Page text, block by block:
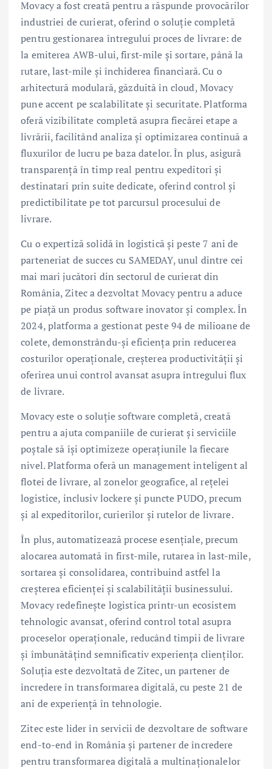
Movacy a fost creată pentru a răspunde provocărilor
industriei de curierat, oferind o soluție completă
pentru gestionarea întregului proces de livrare: de
la emiterea AWB-ului, first-mile și sortare, până la
rutare, last-mile și închiderea financiară. Cu o
arhitectură modulară, găzduită în cloud, Movacy
pune accent pe scalabilitate și securitate. Platforma
oferă vizibilitate completă asupra fiecărei etape a
livrării, facilitând analiza și optimizarea continuă a
fluxurilor de lucru pe baza datelor. În plus, asigură
transparență în timp real pentru expeditori și
destinatari prin suite dedicate, oferind control și
predictibilitate pe tot parcursul procesului de
livrare.
Cu o expertiză solidă în logistică și peste 7 ani de
parteneriat de succes cu SAMEDAY, unul dintre cei
mai mari jucători din sectorul de curierat din
România, Zitec a dezvoltat Movacy pentru a aduce
pe piață un produs software inovator și complex. În
2024, platforma a gestionat peste 94 de milioane de
colete, demonstrându-și eficiența prin reducerea
costurilor operaționale, creșterea productivității și
oferirea unui control avansat asupra întregului flux
de livrare.
Movacy este o soluție software completă, creată
pentru a ajuta companiile de curierat și serviciile
poștale să își optimizeze operațiunile la fiecare
nivel. Platforma oferă un management inteligent al
flotei de livrare, al zonelor geografice, al rețelei
logistice, inclusiv lockere și puncte PUDO, precum
și al expeditorilor, curierilor și rutelor de livrare.
În plus, automatizează procese esențiale, precum
alocarea automată în first-mile, rutarea în last-mile,
sortarea și consolidarea, contribuind astfel la
creșterea eficienței și scalabilității businessului.
Movacy redefinește logistica printr-un ecosistem
tehnologic avansat, oferind control total asupra
proceselor operaționale, reducând timpii de livrare
și îmbunătățind semnificativ experiența clienților.
Soluția este dezvoltată de Zitec, un partener de
încredere în transformarea digitală, cu peste 21 de
ani de experiență în tehnologie.
Zitec este lider în servicii de dezvoltare de software
end-to-end în România și partener de încredere
pentru transformarea digitală a multinaționalelor